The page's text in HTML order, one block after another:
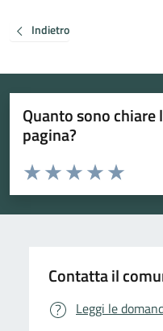
Indietro
Quanto sono
pagina?
Valuta da 1 a 5 stelle la pagina
Valuta 5
Valuta 4
Valuta 3 stelle su
Valuta 2 stelle su 5
Valuta 1 stelle su 5
Contatta il
Leggi le